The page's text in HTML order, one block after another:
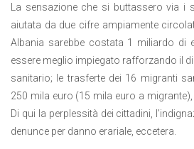
La sensazione che si buttassero via i
aiutata da due cifre ampiamente
Albania sarebbe costata 1 miliardo di
essere meglio impiegato rafforzando il
sanitario; le trasferte dei 16 migranti
250 mila euro (15 mila euro a
Di qui la perplessità dei cittadini,
denunce per danno erariale, eccetera.